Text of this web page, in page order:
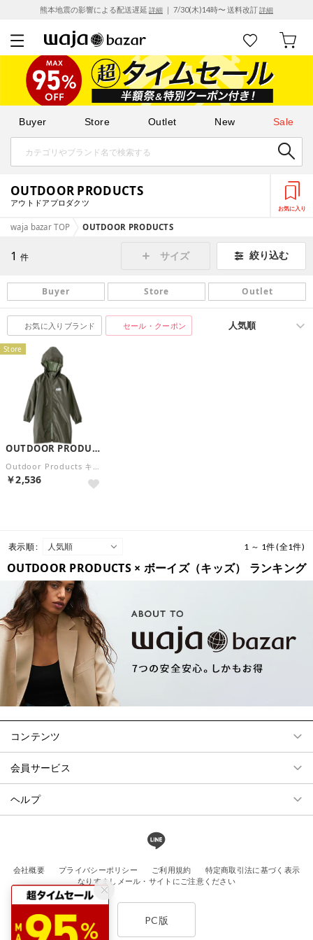
熊本地震の影響による配送遅延 詳細 ｜ 7/30(木)14時〜 送料改訂詳細
Buyer Store Outlet New Sale
OUTDOOR PRODUCTS
アウトドアプロダクツ
お気に入り
waja bazar TOP OUTDOOR PRODUCTS
1 件 サイズ 絞り込む
Buyer Store Outlet
お気に入りブランド セール・クーポン
Store
OUTDOOR PRODUCTS
￥2,536
表示順 : 1 ～ 1件 (全1件)
OUTDOOR PRODUCTS × ボーイズ（キッズ） ランキング
コンテンツ
会員サービス
ヘルプ
会社概要 プライバシーポリシー ご利用規約
特定商取引法に基づく表示
なりすましメール・サイトにご注意ください
PC版